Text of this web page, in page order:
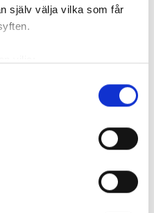
själv välja vilka som får
på upp till flera meter
uppgifter
ditt samtycke när som
lösningar i
”Väldigt
vissa